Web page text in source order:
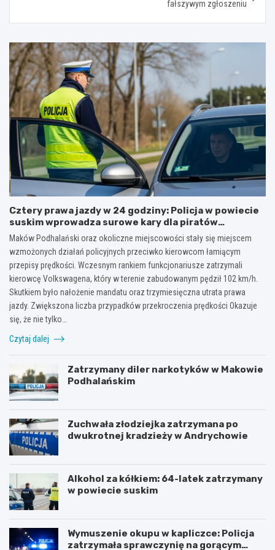
fałszywym zgłoszeniu
Cztery prawa jazdy w 24 godziny: Policja w powiecie
suskim wprowadza surowe kary dla piratów
drogowych!
Maków Podhalański oraz okoliczne miejscowości stały się miejscem
wzmożonych działań policyjnych przeciwko kierowcom łamiącym
przepisy prędkości. Wczesnym rankiem funkcjonariusze zatrzymali
kierowcę Volkswagena, który w terenie zabudowanym pędził 102 km/h.
Skutkiem było nałożenie mandatu oraz trzymiesięczna utrata prawa
jazdy. Zwiększona liczba przypadków przekroczenia prędkości Okazuje
się, że nie tylko…
Czytaj dalej
Zatrzymany diler narkotyków w Makowie
Podhalańskim
Zuchwała złodziejka zatrzymana po
dwukrotnej kradzieży w Andrychowie
Alkohol za kółkiem: 64-latek zatrzymany
w powiecie suskim
Wymuszenie okupu w kapliczce: Policja
zatrzymała sprawczynię na gorącym